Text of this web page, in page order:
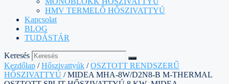
HMV TERMELŐ HŐSZIVATTYÚ
Kapcsolat
BLOG
TUDÁSTÁR
Keresés
Kezdőlap /Hőszivattyúk /OSZTOTT RENDSZERŰ
HŐSZIVATTYÚ / MIDEA MHA-8W/D2N8-B M-THERMAL